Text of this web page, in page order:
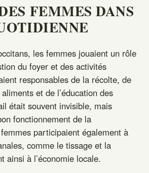
FEMMES DANS
les femmes jouaient un rôle
du foyer et des activités
responsables de la récolte, de
et de l’éducation des
était souvent invisible, mais
fonctionnement de la
participaient également à
comme le tissage et la
ainsi à l’économie locale.